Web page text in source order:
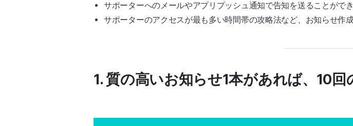
サポーターへのメールやアプリプッシュ通知で告知を送ることができ
サポーターのアクセスが最も多い時間帯の攻略法など、お知らせ作
1. 質の高いお知らせ1本があれば、10